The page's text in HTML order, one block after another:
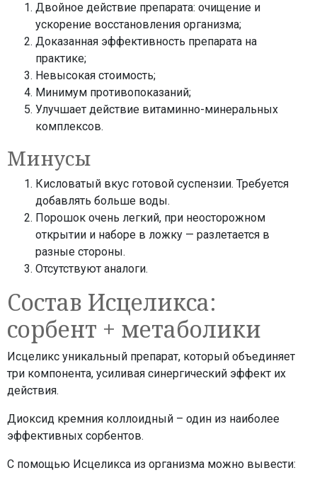
Двойное действие препарата: очищение и
ускорение восстановления организма;
Доказанная эффективность препарата на
практике;
Невысокая стоимость;
Минимум противопоказаний;
Улучшает действие витаминно-минеральных
комплексов.
Минусы
Кисловатый вкус готовой суспензии. Требуется
добавлять больше воды.
Порошок очень легкий, при неосторожном
открытии и наборе в ложку — разлетается в
разные стороны.
Отсутствуют аналоги.
Состав Исцеликса:
сорбент + метаболики
Исцеликс уникальный препарат, который объединяет
три компонента, усиливая синергический эффект их
действия.
Диоксид кремния коллоидный – один из наиболее
эффективных сорбентов.
С помощью Исцеликса из организма можно вывести: